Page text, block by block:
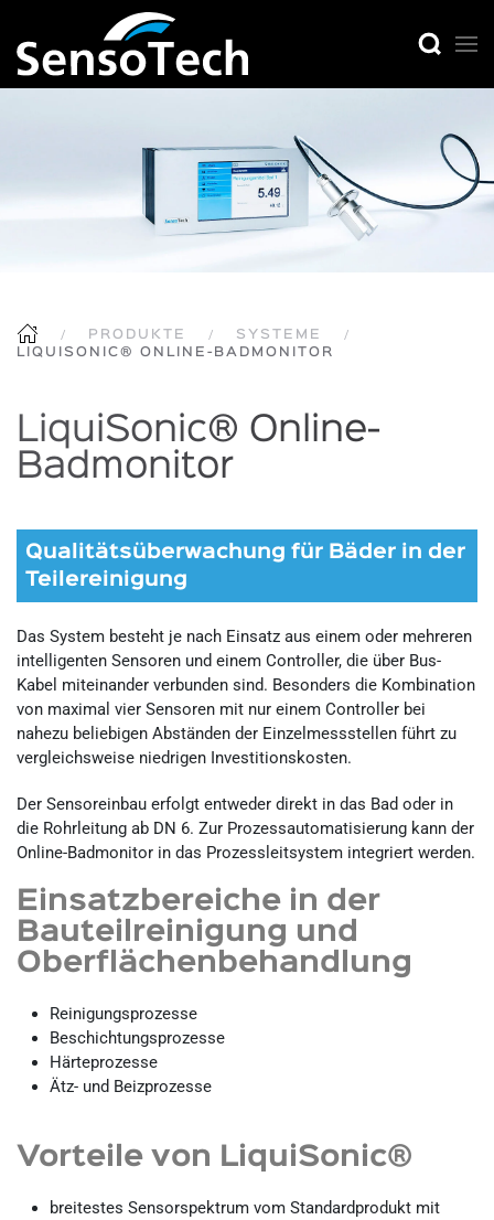
PRODUKTE
SYSTEME
LIQUISONIC® ONLINE-BADMONITOR
LiquiSonic® Online-
Badmonitor
Qualitätsüberwachung für Bäder in der
Teilereinigung
Das System besteht je nach Einsatz aus einem oder mehreren
intelligenten Sensoren und einem Controller, die über Bus-
Kabel miteinander verbunden sind. Besonders die Kombination
von maximal vier Sensoren mit nur einem Controller bei
nahezu beliebigen Abständen der Einzelmessstellen führt zu
vergleichsweise niedrigen Investitionskosten.
Der Sensoreinbau erfolgt entweder direkt in das Bad oder in
die Rohrleitung ab DN 6. Zur Prozessautomatisierung kann der
Online-Badmonitor in das Prozessleitsystem integriert werden.
Einsatzbereiche in der
Bauteilreinigung und
Oberflächenbehandlung
Reinigungsprozesse
Beschichtungsprozesse
Härteprozesse
Ätz- und Beizprozesse
Vorteile von LiquiSonic®
breitestes Sensorspektrum vom Standardprodukt mit